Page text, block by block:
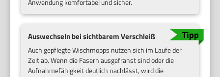
Auswechseln bei sichtbarem Verschleiß
Auch gepflegte Wischmopps nutzen sich im Laufe der
Zeit ab. Wenn die Fasern ausgefranst sind oder die
Aufnahmefähigkeit deutlich nachlässt, wird die